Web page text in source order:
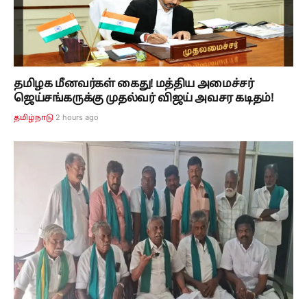
தமிழக மீனவர்கள் கைது! மத்திய அமைச்சர்
ஜெய்சங்கருக்கு முதல்வர் விஜய் அவசர கடிதம்!
தமிழ்நாடு 2 hours ago